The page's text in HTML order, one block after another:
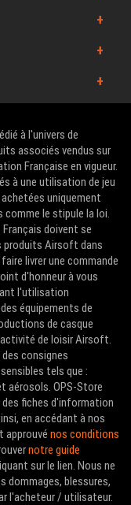
à l'univers de
associés vendus sur
Française en vigueur.
à une utilisation de jeu
uniquement
comme le stipule la loi.
doivent se
produits Airsoft dans
livrer une commande
d'honneur à vous
l'utilisation
équipements de
de casque
de loisir Airsoft.
consignes
tels que :
aérosols. OPS-Store
fiches d'information
en accédant à nos
approuvé nos conditions
notre guide
sur le lien. Nous ne
dommages, blessures,
l'acheteur / utilisateur.